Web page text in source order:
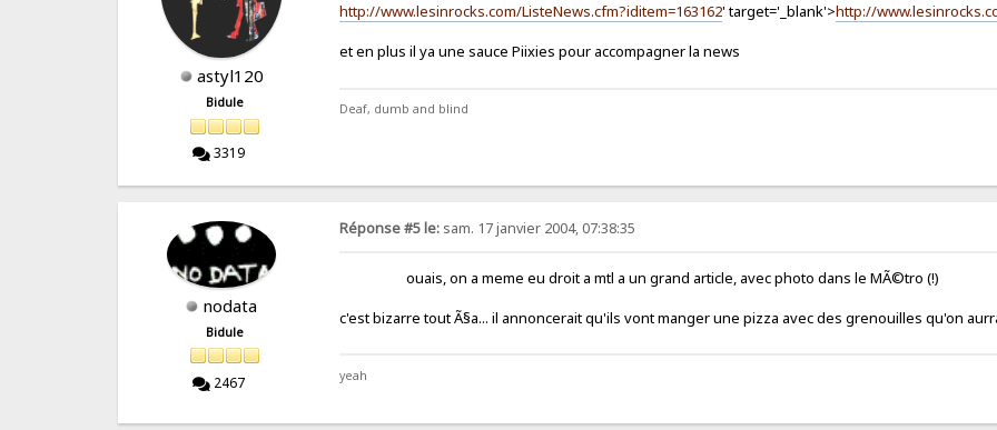
astyl120
Bidule
3319
http://www.lesinrocks.com/ListeNews.cfm?iditem=163162' target='_blank'>http://
et en plus il ya une sauce Piixies pour accompagner la news
Deaf, dumb and blind
nodata
Bidule
2467
Réponse #5 le: sam. 17 janvier 2004, 07:38:35
ouais, on a meme eu droit a mtl a un grand article, avec photo dans le MÃ©tro (!)
c'est bizarre tout Ã§a... il annoncerait qu'ils vont manger une pizza avec des grenouilles
yeah